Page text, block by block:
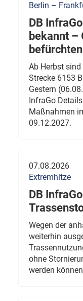
Berlin –
DB
bekannt –
Ab Herbst
Strecke 6153
Gestern
InfraGo
Maßnahmen
09.12.2027.
07.08.2026
Extremhitze
DB
Wegen der
weiterhin
ohne
werden